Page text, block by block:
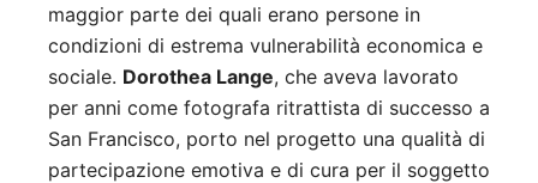
maggior parte dei quali erano persone in
condizioni di estrema vulnerabilità economica e
sociale. Dorothea Lange, che aveva lavorato
per anni come fotografa ritrattista di successo a
San Francisco, porto nel progetto una qualità di
partecipazione emotiva e di cura per il soggetto